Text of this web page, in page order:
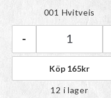
Färgen har lagts till i
paletten
Rauma
-
001 Hvitveis
Köp 165kr
12 i lager